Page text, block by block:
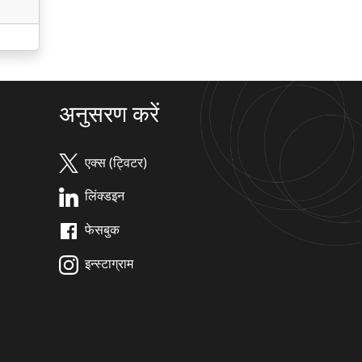
अनुसरण करें
एक्स (ट्विटर)
लिंक्डइन
फेसबुक
इन्स्टाग्राम